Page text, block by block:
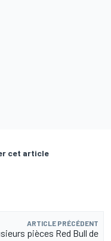
cet article
ARTICLE PRÉCÉDENT
pièces Red Bull de